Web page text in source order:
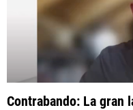
Contrabando: La gran